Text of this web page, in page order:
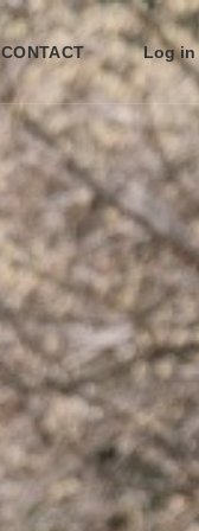
CONTACT Log in